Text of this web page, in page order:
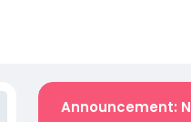
Announcement: